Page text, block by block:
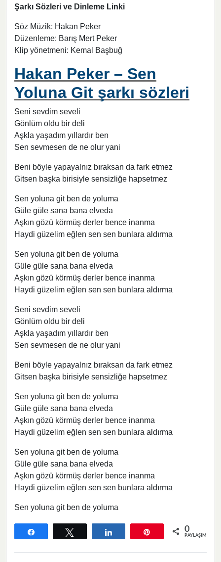
Şarkı Sözleri ve Dinleme Linki
Söz Müzik: Hakan Peker
Düzenleme: Barış Mert Peker
Klip yönetmeni: Kemal Başbuğ
Hakan Peker – Sen
Yoluna Git şarkı sözleri
Seni sevdim seveli
Gönlüm oldu bir deli
Aşkla yaşadım yıllardır ben
Sen sevmesen de ne olur yani
Beni böyle yapayalnız bıraksan da fark etmez
Gitsen başka birisiyle sensizliğe hapsetmez
Sen yoluna git ben de yoluma
Güle güle sana bana elveda
Aşkın gözü körmüş derler bence inanma
Haydi güzelim eğlen sen sen bunlara aldırma
Sen yoluna git ben de yoluma
Güle güle sana bana elveda
Aşkın gözü körmüş derler bence inanma
Haydi güzelim eğlen sen sen bunlara aldırma
Seni sevdim seveli
Gönlüm oldu bir deli
Aşkla yaşadım yıllardır ben
Sen sevmesen de ne olur yani
Beni böyle yapayalnız bıraksan da fark etmez
Gitsen başka birisiyle sensizliğe hapsetmez
Sen yoluna git ben de yoluma
Güle güle sana bana elveda
Aşkın gözü körmüş derler bence inanma
Haydi güzelim eğlen sen sen bunlara aldırma
Sen yoluna git ben de yoluma
Güle güle sana bana elveda
Aşkın gözü körmüş derler bence inanma
Haydi güzelim eğlen sen sen bunlara aldırma
Sen yoluna git ben de yoluma
0
PAYLAŞIMLAR